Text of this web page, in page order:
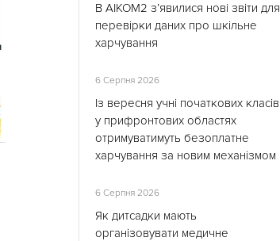
В АІКОМ2 з’явилися нові звіти для
перевірки даних про шкільне
харчування
6 Серпня 2026
Із вересня учні початкових класів
у прифронтових областях
отримуватимуть безоплатне
харчування за новим механізмом
6 Серпня 2026
Як дитсадки мають
організовувати медичне